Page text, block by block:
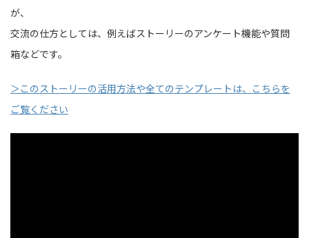
が、
交流の仕方としては、例えばストーリーのアンケート機能や質問
箱などです。
＞このストーリーの活用方法や全てのテンプレートは、こちらを
ご覧ください